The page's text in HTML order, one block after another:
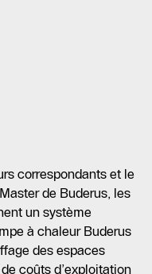
correspondants et le
de Buderus, les
un système
à chaleur Buderus
des espaces
coûts d’exploitation